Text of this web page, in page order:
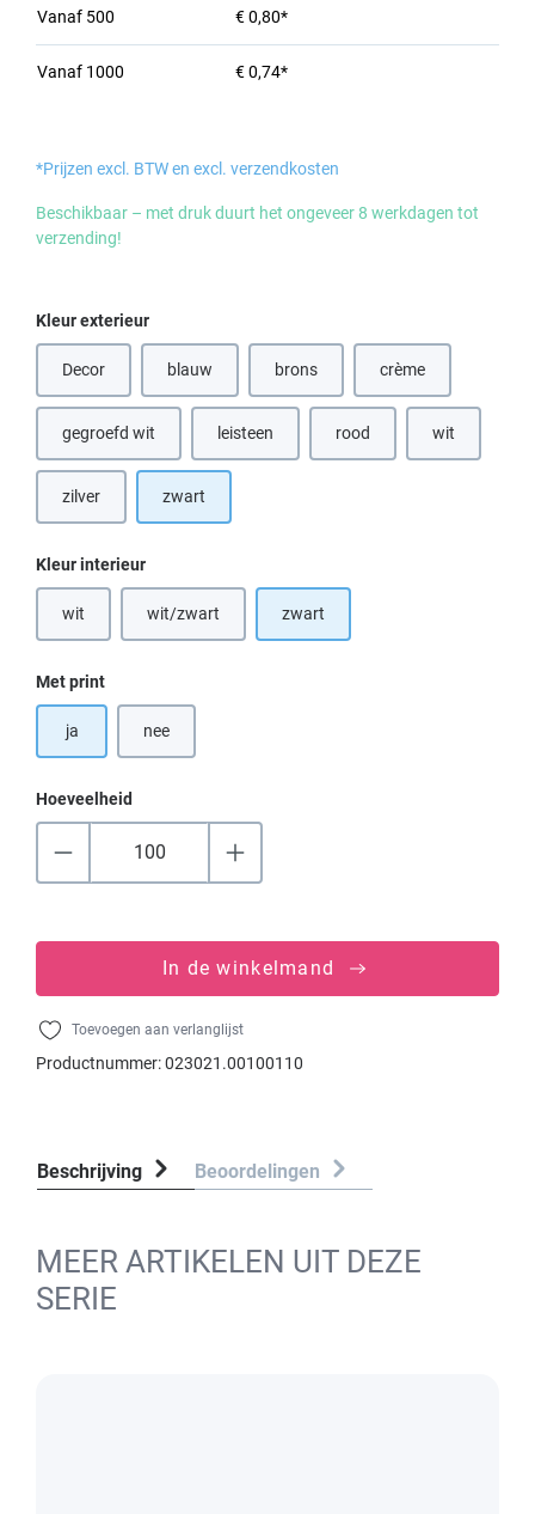
Vanaf 500 € 0,80*
Vanaf 1000 € 0,74*
*Prijzen excl. BTW en excl. verzendkosten
Beschikbaar – met druk duurt het ongeveer 8 werkdagen tot
verzending!
Selecteer
Kleur exterieur
Decor blauw(Deze optie is momenteel niet beschikbaar.)
brons
(Deze optie is momenteel niet
crème(Deze optie is
gegroefd wit leisteen rood wit(Deze optie is
zilver zwart
Selecteer
Kleur interieur
wit(Deze optie is momenteel niet beschikbaar.)
wit/zwart(Deze optie is momenteel niet beschikbaar.)
zwart
Selecteer
Met print
ja nee
Hoeveelheid
In de winkelmand
Toevoegen aan verlanglijst
Productnummer:023021.00100110
Beschrijving Beoordelingen
MEER ARTIKELEN UIT DEZE
SERIE